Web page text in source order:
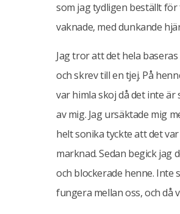
som jag tydligen beställt
vaknade, med dunkande
Jag tror att det hela
och skrev till en tjej. På
var himla skoj då det inte
av mig. Jag ursäktade mig
helt sonika tyckte att det
marknad. Sedan begick jag
och blockerade henne.
fungera mellan oss, och då